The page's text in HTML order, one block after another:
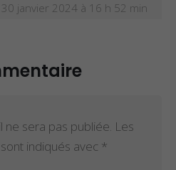
30 janvier 2024 à 16 h 52 min
sera pas publiée. Les
indiqués avec *